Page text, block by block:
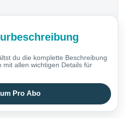
du die komplette Beschreibung
mit allen wichtigen Details für
Pro Abo